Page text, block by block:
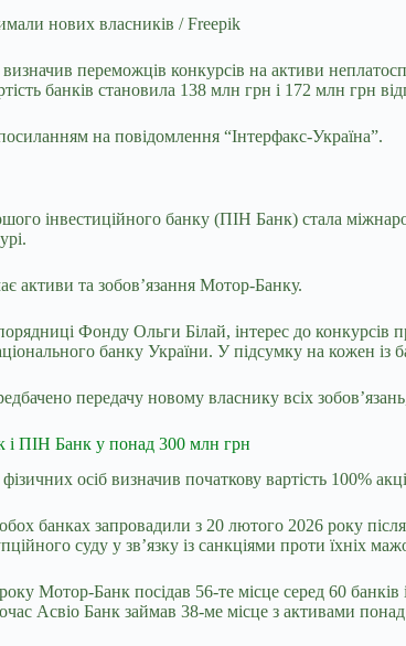
нових власників / Freepik
переможців конкурсів на активи
банків становила 138 млн грн і 172 млн грн
на повідомлення “Інтерфакс-Україна”.
інвестиційного банку (ПІН Банк) стала
активи та зобов’язання Мотор-Банку.
Фонду Ольги Білай, інтерес до конкурсів
банку України. У підсумку на кожен із
передачу новому власнику всіх
ПІН Банк у понад 300 млн грн
осіб визначив початкову вартість 100%
банках запровадили з 20 лютого 2026 року
суду у зв’язку із санкціями проти їхніх
Мотор-Банк посідав 56-те місце серед 60
Асвіо Банк займав 38-ме місце з активами